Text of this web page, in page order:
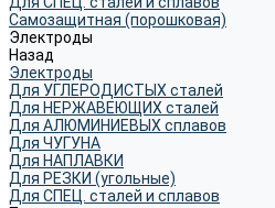
Самозащитная (порошковая)
Электроды
Назад
Электроды
Для УГЛЕРОДИСТЫХ сталей
Для НЕРЖАВЕЮЩИХ сталей
Для АЛЮМИНИЕВЫХ сплавов
Для ЧУГУНА
Для НАПЛАВКИ
Для РЕЗКИ (угольные)
Для СПЕЦ. сталей и сплавов